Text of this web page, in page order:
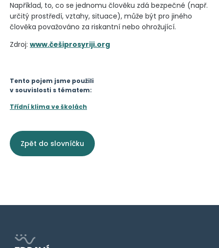
Tento pojem jsme použili
v souvislosti s tématem:
Třídní klima ve školách
Zpět do slovníčku
Například, to, co se jednomu člověku zdá bezpečné (např.
určitý prostředí, vztahy, situace), může být pro jiného
člověka považováno za riskantní nebo ohrožující.
Zdroj: www.češiprosyriji.org